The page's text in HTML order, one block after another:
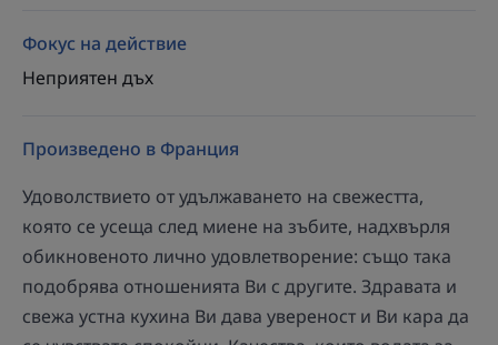
Фокус на действие
Неприятен дъх
Произведено в Франция
Удоволствието от удължаването на свежестта,
която се усеща след миене на зъбите, надхвърля
обикновеното лично удовлетворение: също така
подобрява отношенията Ви с другите. Здравата и
свежа устна кухина Ви дава увереност и Ви кара да